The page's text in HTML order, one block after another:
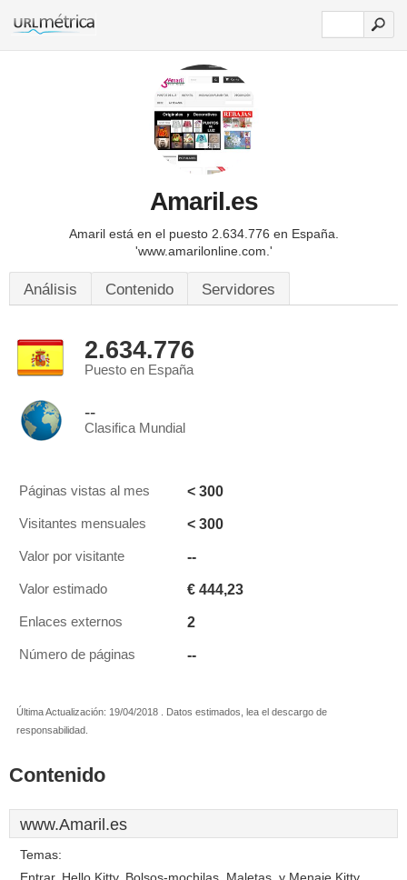
Amaril.es
Amaril está en el puesto 2.634.776 en España.
'www.amarilonline.com.'
Análisis Contenido Servidores
2.634.776
Puesto en España
--
Clasifica Mundial
Páginas vistas al mes < 300
Visitantes mensuales < 300
Valor por visitante --
Valor estimado € 444,23
Enlaces externos 2
Número de páginas --
Última Actualización: 19/04/2018 . Datos estimados, lea el descargo de
responsabilidad.
Contenido
www.Amaril.es
Temas: